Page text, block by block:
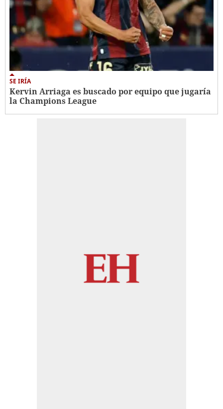
SE IRÍA
Kervin Arriaga es buscado por equipo que jugaría
la Champions League